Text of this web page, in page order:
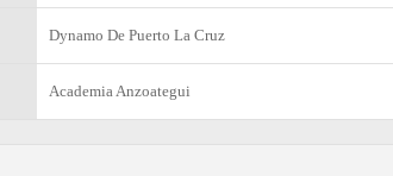
Dynamo De Puerto La Cruz
Academia Anzoategui